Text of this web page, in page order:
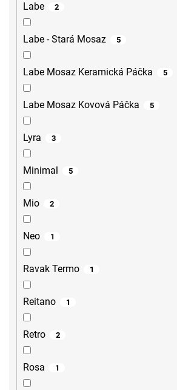
Labe 2
Labe - Stará Mosaz 5
Labe Mosaz Keramická Páčka 5
Labe Mosaz Kovová Páčka 5
Lyra 3
Minimal 5
Mio 2
Neo 1
Ravak Termo 1
Reitano 1
Retro 2
Rosa 1